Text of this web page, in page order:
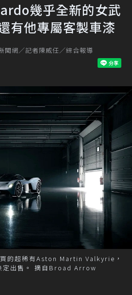
幾乎全新的女武
有他專屬客製車漆
聞網／記者陳威任／綜合報導
的超稀有Aston Martin Valkyrie，
定出售。 摘自Broad Arrow